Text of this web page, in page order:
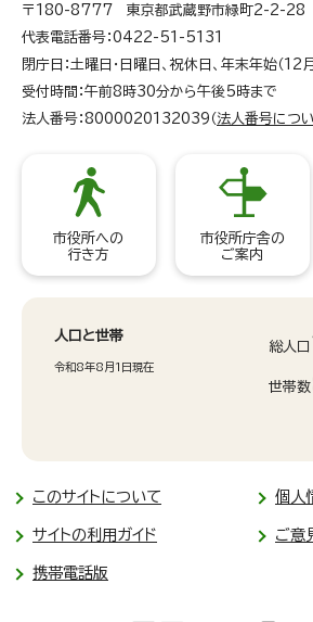
〒180-8777 東京都武蔵野市緑町2-2-28
代表電話番号：0422-51-5131
閉庁日：土曜日・日曜日、祝休日、年末年始（
受付時間：午前8時30分から午後5時まで
法人番号：8000020132039（ 法人番号につ
市役所への
行き方
市役所庁舎の
ご案内
人口と世帯
令和8年8月1日現在
総人口
世帯数
このサイトについて 個人
サイトの利用ガイド ご意
携帯電話版